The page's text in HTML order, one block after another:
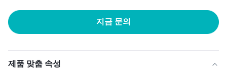
지금 문의
제품 맞춤 속성